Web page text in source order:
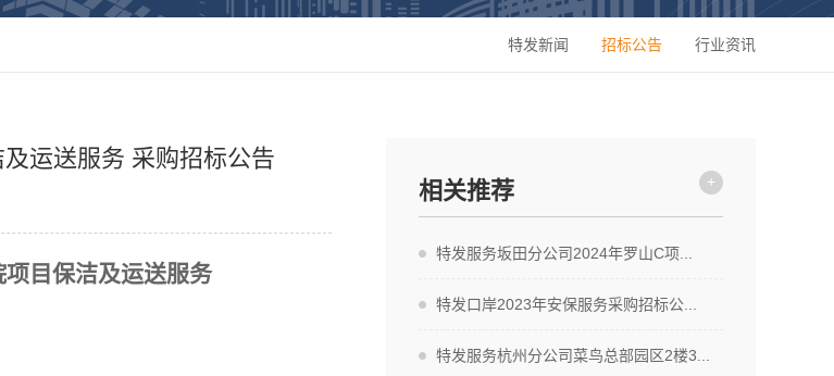
特发新闻 招标公告 行业资讯
运送服务 采购招标公告
目保洁及运送服务
相关推荐 +
特发服务坂田分公司2024年罗山C项...
特发口岸2023年安保服务采购招标公...
特发服务杭州分公司菜鸟总部园区2楼3...